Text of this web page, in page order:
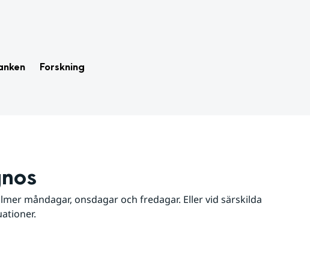
Forskning
måndagar, onsdagar och fredagar. Eller vid särskilda